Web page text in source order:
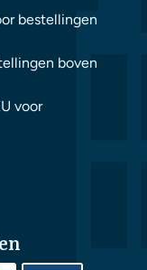
bestellingen
boven
voor